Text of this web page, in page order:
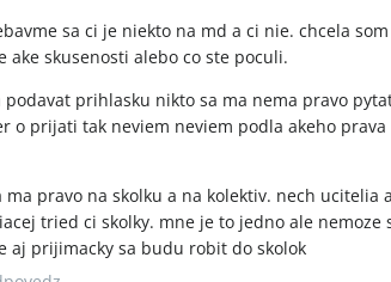
produkty a metódy
poradovník, prístavba materskej školy,
prijímania, priorita pre pracujúcich rodičov,
voči neprijatiu, adaptácia do škôlky,
osoby
Borša, Hrubý Šúr, Turni, Turen, Kráľová pri
sa ci je niekto na md a ci nie. chcela
ake skusenosti alebo co ste poculi.
podavat prihlasku nikto sa ma nema pravo
o prijati tak neviem neviem podla akeho
ma pravo na skolku a na kolektiv. nech ucitelia
tried ci skolky. mne je to jedno ale nemoze
aj prijimacky sa budu robit do skolok